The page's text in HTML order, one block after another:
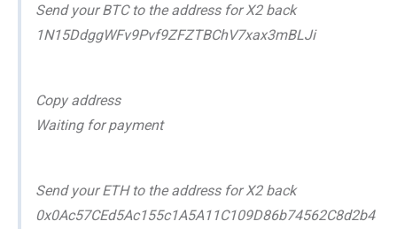
Send your BTC to the address for X2 back
1N15DdggWFv9Pvf9ZFZTBChV7xax3mBLJi
Copy address
Waiting for payment
Send your ETH to the address for X2 back
0x0Ac57CEd5Ac155c1A5A11C109D86b74562C8d2b4